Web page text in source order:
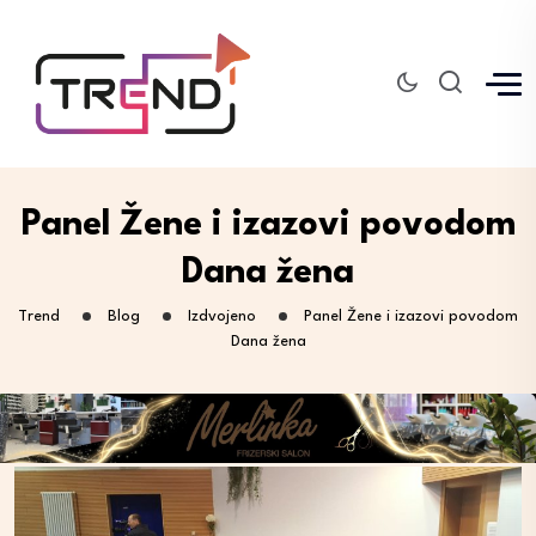
Panel Žene i izazovi povodom
Dana žena
Trend Blog Izdvojeno
Panel Žene i izazovi povodom
Dana žena